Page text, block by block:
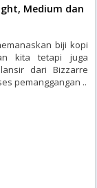
Medium dan
biji kopi
kita tetapi juga
dari Bizzarre
pemanggangan ..